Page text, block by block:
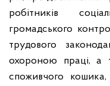
робітників
громадського
трудового
охороною праці, а
споживчого кошика,